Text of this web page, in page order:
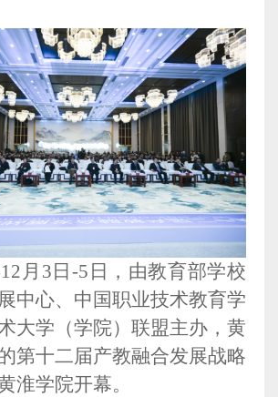
12 月 3 日 -5 日 ，由教育部学校
中心、中国职业技术教育学
大学（学院）联盟主办，黄
第十二届产教融合发展战略
淮学院开幕。